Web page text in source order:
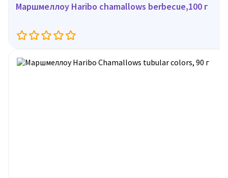
Маршмеллоу Haribo chamallows berbecue,100 г